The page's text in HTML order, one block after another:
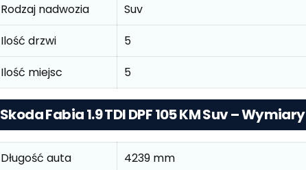
Rodzaj nadwozia
Suv
Ilość drzwi
5
Ilość miejsc
5
Skoda Fabia 1.9 TDI DPF 105 KM Suv – Wymiary
Długość auta
4239 mm